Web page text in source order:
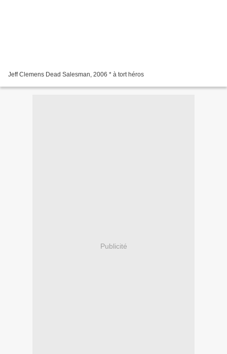
Jeff Clemens Dead Salesman, 2006 * à tort héros
Publicité